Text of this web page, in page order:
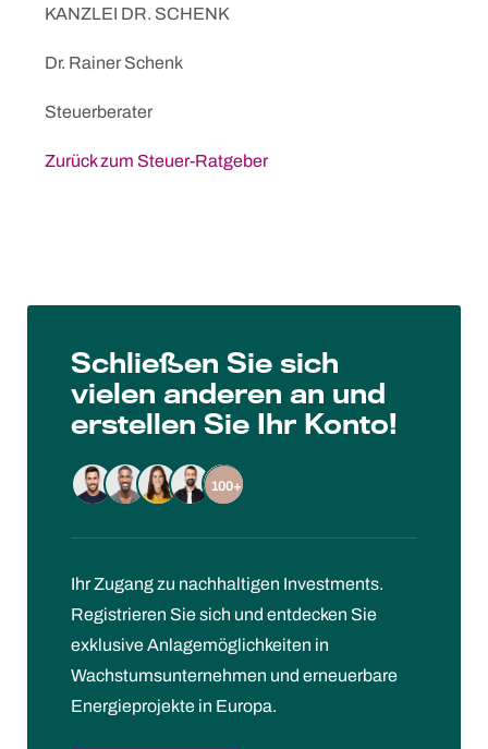
KANZLEI DR. SCHENK
Dr. Rainer Schenk
Steuerberater
Zurück zum Steuer-Ratgeber
Schließen Sie sich
vielen anderen an und
erstellen Sie Ihr Konto!
100+
Ihr Zugang zu nachhaltigen Investments.
Registrieren Sie sich und entdecken Sie
exklusive Anlagemöglichkeiten in
Wachstumsunternehmen und erneuerbare
Energieprojekte in Europa.